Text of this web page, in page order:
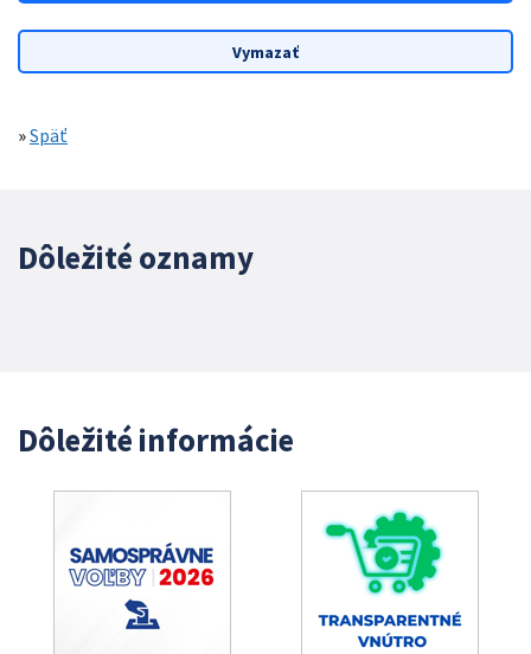
»Späť
Dôležité oznamy
Dôležité informácie